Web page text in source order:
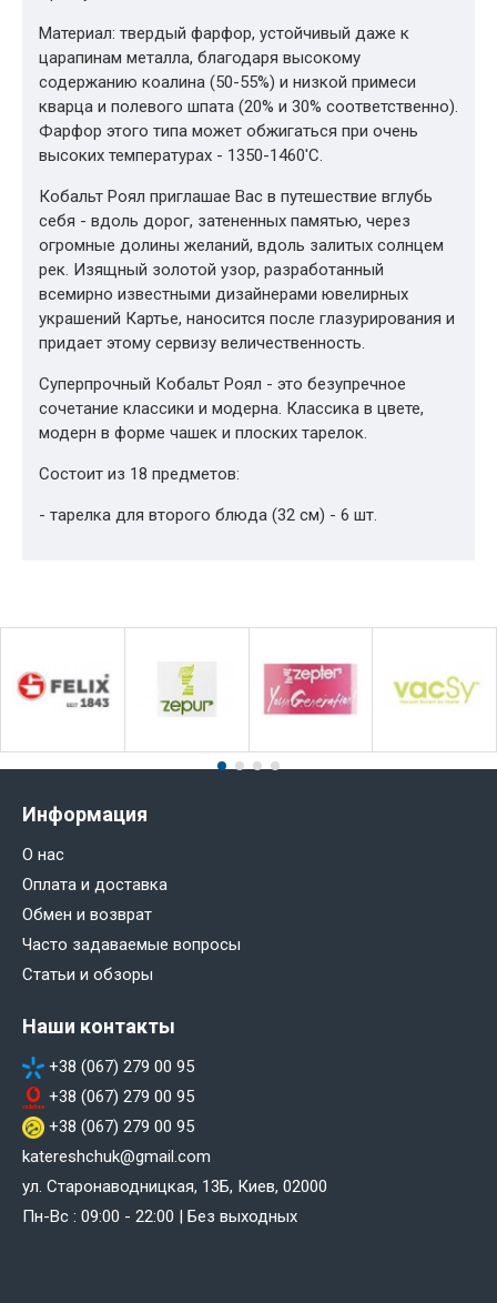
Материал: твердый фарфор, устойчивый даже к
царапинам металла, благодаря высокому
содержанию коалина (50-55%) и низкой примеси
кварца и полевого шпата (20% и 30% соответственно).
Фарфор этого типа может обжигаться при очень
высоких температурах - 1350-1460'С.
Кобальт Роял приглашае Вас в путешествие вглубь
себя - вдоль дорог, затененных памятью, через
огромные долины желаний, вдоль залитых солнцем
рек. Изящный золотой узор, разработанный
всемирно известными дизайнерами ювелирных
украшений Картье, наносится после глазурирования и
придает этому сервизу величественность.
Суперпрочный Кобальт Роял - это безупречное
сочетание классики и модерна. Классика в цвете,
модерн в форме чашек и плоских тарелок.
Состоит из 18 предметов:
- тарелка для второго блюда (32 см) - 6 шт.
Информация
О нас
Оплата и доставка
Обмен и возврат
Часто задаваемые вопросы
Статьи и обзоры
Наши контакты
+38 (067) 279 00 95
+38 (067) 279 00 95
+38 (067) 279 00 95
katereshchuk@gmail.com
ул. Старонаводницкая, 13Б, Киев, 02000
Пн-Вс : 09:00 - 22:00 | Без выходных